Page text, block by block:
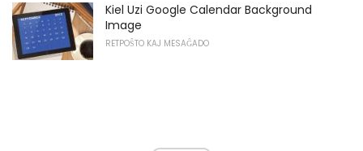
Kiel Uzi Google Calendar Background
Image
RETPOŜTO KAJ MESAĜADO